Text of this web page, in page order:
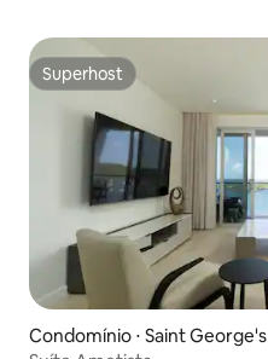
Superhost
Superhost
Condomínio ⋅ Saint George's